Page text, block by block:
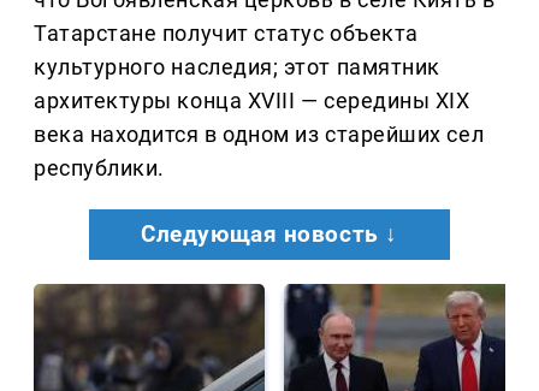
Татарстане получит статус объекта
культурного наследия; этот памятник
архитектуры конца XVIII — середины XIX
века находится в одном из старейших сел
республики.
Следующая новость ↓